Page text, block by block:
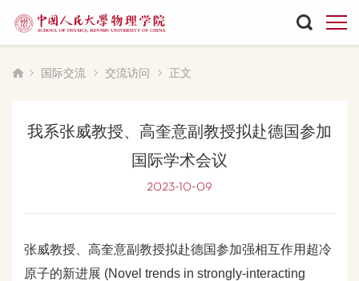
国际交流 交流访问 正文
我系张威教授、高奎意副教授拟赴德国参加
国际学术会议
2023-10-09
张威教授、高奎意副教授拟赴德国参加强相互作用超冷
原子的新进展 (Novel trends in strongly-interacting